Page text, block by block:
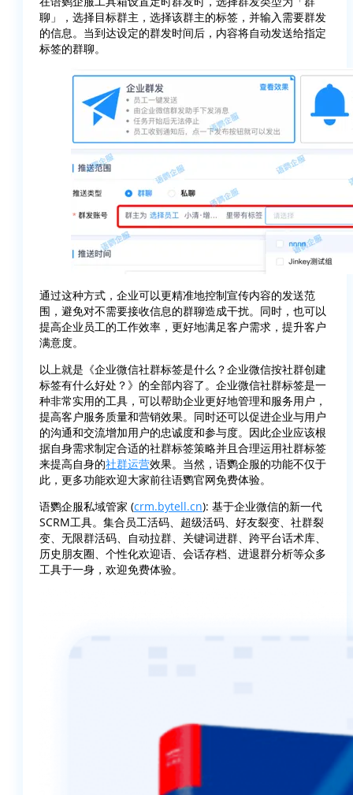
聊」，选择目标群主，选择该群主的标签，并输入需要群发
的信息。当到达设定的群发时间后，内容将自动发送给指定
标签的群聊。
通过这种方式，企业可以更精准地控制宣传内容的发送范
围，避免对不需要接收信息的群聊造成干扰。同时，也可以
提高企业员工的工作效率，更好地满足客户需求，提升客户
满意度。
以上就是《企业微信社群标签是什么？企业微信按社群创建
标签有什么好处？》的全部内容了。企业微信社群标签是一
种非常实用的工具，可以帮助企业更好地管理和服务用户，
提高客户服务质量和营销效果。同时还可以促进企业与用户
的沟通和交流增加用户的忠诚度和参与度。因此企业应该根
据自身需求制定合适的社群标签策略并且合理运用社群标签
来提高自身的社群运营效果。当然，语鹦企服的功能不仅于
此，更多功能欢迎大家前往语鹦官网免费体验。
语鹦企服私域管家 (crm.bytell.cn): 基于企业微信的新一代
SCRM工具。集合员工活码、超级活码、好友裂变、社群裂
变、无限群活码、自动拉群、关键词进群、跨平台话术库、
历史朋友圈、个性化欢迎语、会话存档、进退群分析等众多
工具于一身，欢迎免费体验。